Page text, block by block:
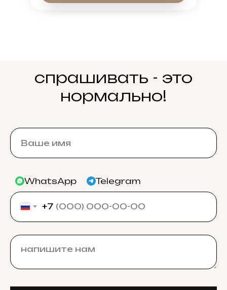
спрашивать - это
нормально!
WhatsApp Telegram
+7